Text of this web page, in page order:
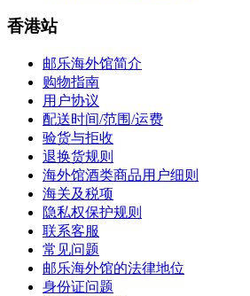
香港站
邮乐海外馆简介
购物指南
用户协议
配送时间/范围/运费
验货与拒收
退换货规则
海外馆酒类商品用户细则
海关及税项
隐私权保护规则
联系客服
常见问题
邮乐海外馆的法律地位
身份证问题